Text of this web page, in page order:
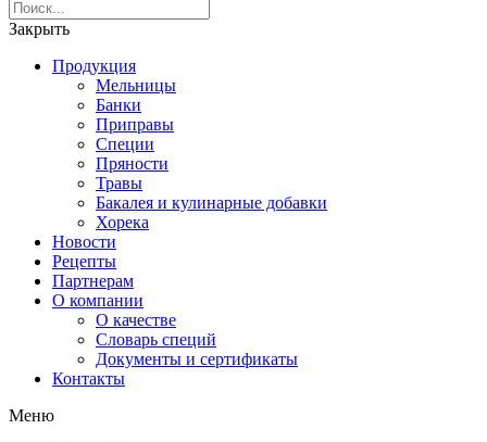
Закрыть
Продукция
Мельницы
Банки
Приправы
Специи
Пряности
Травы
Бакалея и кулинарные добавки
Хорека
Новости
Рецепты
Партнерам
О компании
О качестве
Словарь специй
Документы и сертификаты
Контакты
Меню